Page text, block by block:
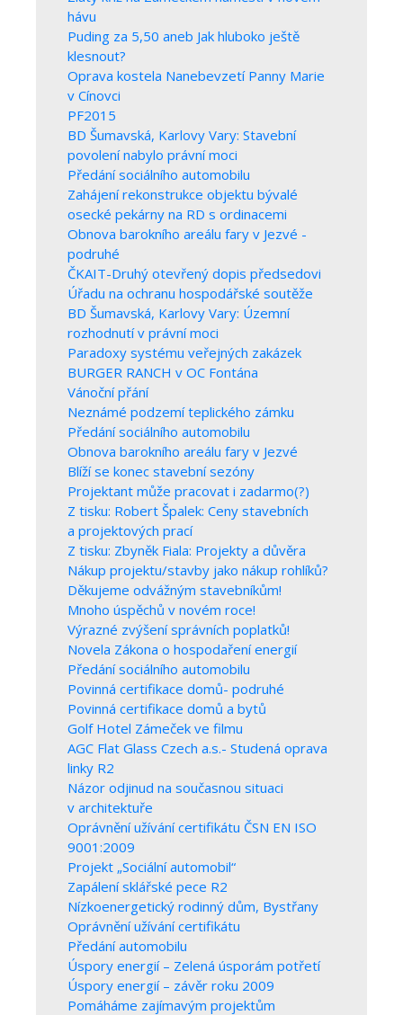
hávu
Puding za 5,50 aneb Jak hluboko ještě
klesnout?
Oprava kostela Nanebevzetí Panny Marie
v Cínovci
PF2015
BD Šumavská, Karlovy Vary: Stavební
povolení nabylo právní moci
Předání sociálního automobilu
Zahájení rekonstrukce objektu bývalé
osecké pekárny na RD s ordinacemi
Obnova barokního areálu fary v Jezvé -
podruhé
ČKAIT-Druhý otevřený dopis předsedovi
Úřadu na ochranu hospodářské soutěže
BD Šumavská, Karlovy Vary: Územní
rozhodnutí v právní moci
Paradoxy systému veřejných zakázek
BURGER RANCH v OC Fontána
Vánoční přání
Neznámé podzemí teplického zámku
Předání sociálního automobilu
Obnova barokního areálu fary v Jezvé
Blíží se konec stavební sezóny
Projektant může pracovat i zadarmo(?)
Z tisku: Robert Špalek: Ceny stavebních
a projektových prací
Z tisku: Zbyněk Fiala: Projekty a důvěra
Nákup projektu/stavby jako nákup rohlíků?
Děkujeme odvážným stavebníkům!
Mnoho úspěchů v novém roce!
Výrazné zvýšení správních poplatků!
Novela Zákona o hospodaření energií
Předání sociálního automobilu
Povinná certifikace domů- podruhé
Povinná certifikace domů a bytů
Golf Hotel Zámeček ve filmu
AGC Flat Glass Czech a.s.- Studená oprava
linky R2
Názor odjinud na současnou situaci
v architektuře
Oprávnění užívání certifikátu ČSN EN ISO
9001:2009
Projekt „Sociální automobil“
Zapálení sklářské pece R2
Nízkoenergetický rodinný dům, Bystřany
Oprávnění užívání certifikátu
Předání automobilu
Úspory energií – Zelená úsporám potřetí
Úspory energií – závěr roku 2009
Pomáháme zajímavým projektům